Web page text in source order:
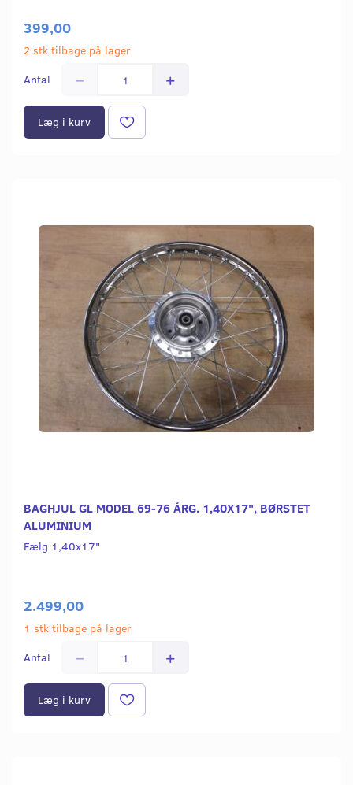
399,00
2 stk tilbage på lager
Antal
Læg i kurv
BAGHJUL GL MODEL 69-76 ÅRG. 1,40X17", BØRSTET
ALUMINIUM
Fælg 1,40x17"
2.499,00
1 stk tilbage på lager
Antal
Læg i kurv